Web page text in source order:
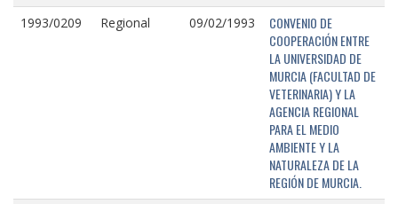
1993/0209 Regional 09/02/1993
CONVENIO DE
COOPERACIÓN ENTRE
LA UNIVERSIDAD DE
MURCIA (FACULTAD DE
VETERINARIA) Y LA
AGENCIA REGIONAL
PARA EL MEDIO
AMBIENTE Y LA
NATURALEZA DE LA
REGIÓN DE MURCIA.